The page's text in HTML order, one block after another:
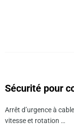
Sécurité pour
Arrêt d’urgence à
vitesse et rotation …